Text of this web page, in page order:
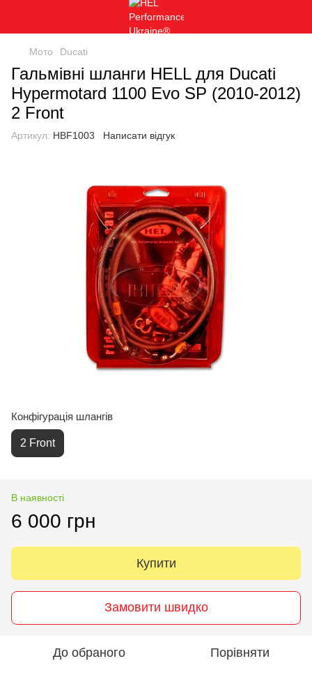
Мото Ducati
Гальмівні шланги HELL для Ducati
Hypermotard 1100 Evo SP (2010-2012)
2 Front
Артикул: HBF1003 Написати відгук
Конфігурація шлангів
2 Front
В наявності
6 000 грн
Купити
Замовити швидко
До обраного Порівняти